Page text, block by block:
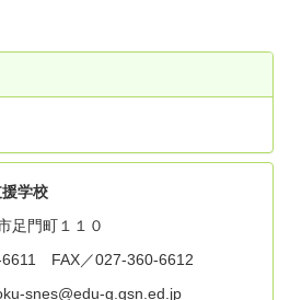
学校
足門町１１０
FAX／027-360-6612
g.gsn.ed.jp